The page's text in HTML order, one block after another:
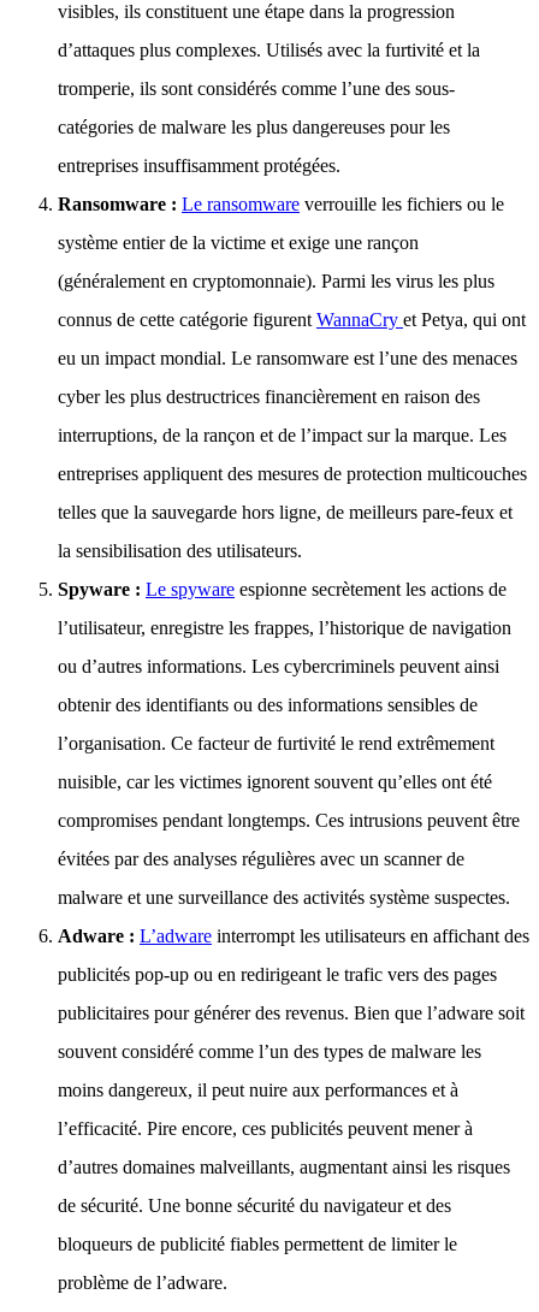
visibles, ils constituent une étape dans la progression
d’attaques plus complexes. Utilisés avec la furtivité et la
tromperie, ils sont considérés comme l’une des sous-
catégories de malware les plus dangereuses pour les
entreprises insuffisamment protégées.
Ransomware : Le ransomware verrouille les fichiers ou le
système entier de la victime et exige une rançon
(généralement en cryptomonnaie). Parmi les virus les plus
connus de cette catégorie figurentWannaCry et Petya, qui ont
eu un impact mondial. Le ransomware est l’une des menaces
cyber les plus destructrices financièrement en raison des
interruptions, de la rançon et de l’impact sur la marque. Les
entreprises appliquent des mesures de protection multicouches
telles que la sauvegarde hors ligne, de meilleurs pare-feux et
la sensibilisation des utilisateurs.
Spyware : Le spyware espionne secrètement les actions de
l’utilisateur, enregistre les frappes, l’historique de navigation
ou d’autres informations. Les cybercriminels peuvent ainsi
obtenir des identifiants ou des informations sensibles de
l’organisation. Ce facteur de furtivité le rend extrêmement
nuisible, car les victimes ignorent souvent qu’elles ont été
compromises pendant longtemps. Ces intrusions peuvent être
évitées par des analyses régulières avec un scanner de
malware et une surveillance des activités système suspectes.
Adware : L’adware interrompt les utilisateurs en affichant des
publicités pop-up ou en redirigeant le trafic vers des pages
publicitaires pour générer des revenus. Bien que l’adware soit
souvent considéré comme l’un des types de malware les
moins dangereux, il peut nuire aux performances et à
l’efficacité. Pire encore, ces publicités peuvent mener à
d’autres domaines malveillants, augmentant ainsi les risques
de sécurité. Une bonne sécurité du navigateur et des
bloqueurs de publicité fiables permettent de limiter le
problème de l’adware.